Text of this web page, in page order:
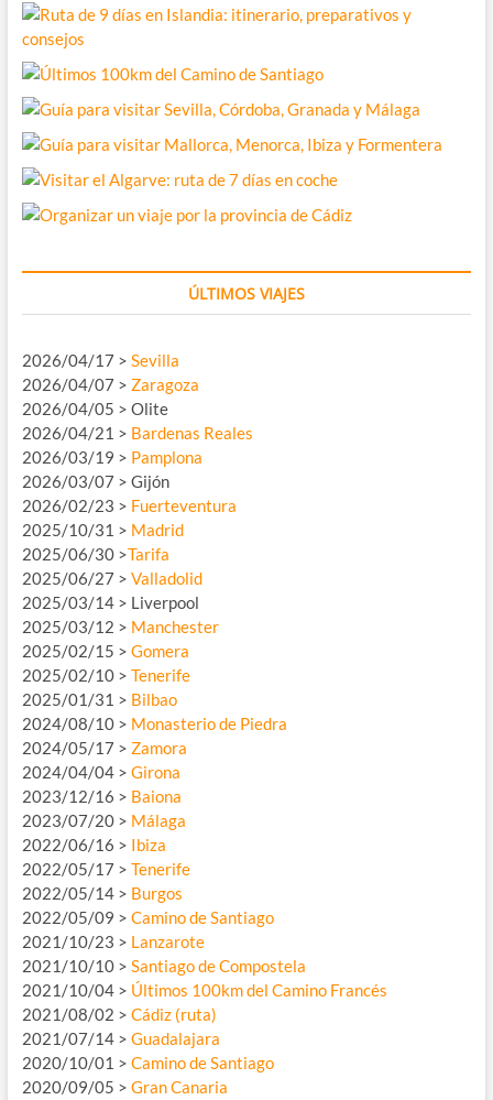
ÚLTIMOS VIAJES
2026/04/17 > Sevilla
2026/04/07 > Zaragoza
2026/04/05 > Olite
2026/04/21 > Bardenas Reales
2026/03/19 > Pamplona
2026/03/07 > Gijón
2026/02/23 > Fuerteventura
2025/10/31 > Madrid
2025/06/30 >Tarifa
2025/06/27 > Valladolid
2025/03/14 > Liverpool
2025/03/12 > Manchester
2025/02/15 > Gomera
2025/02/10 > Tenerife
2025/01/31 > Bilbao
2024/08/10 > Monasterio de Piedra
2024/05/17 > Zamora
2024/04/04 > Girona
2023/12/16 > Baiona
2023/07/20 > Málaga
2022/06/16 > Ibiza
2022/05/17 > Tenerife
2022/05/14 > Burgos
2022/05/09 > Camino de Santiago
2021/10/23 > Lanzarote
2021/10/10 > Santiago de Compostela
2021/10/04 > Últimos 100km del Camino Francés
2021/08/02 > Cádiz (ruta)
2021/07/14 > Guadalajara
2020/10/01 > Camino de Santiago
2020/09/05 > Gran Canaria